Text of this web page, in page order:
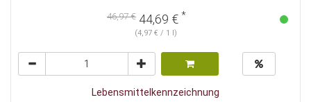
46,97 € 44,69 € *
(4,97 € / 1 l)
Lebensmittelkennzeichnung